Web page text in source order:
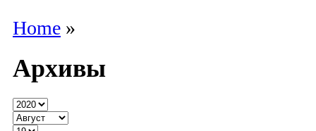
Home »
Архивы